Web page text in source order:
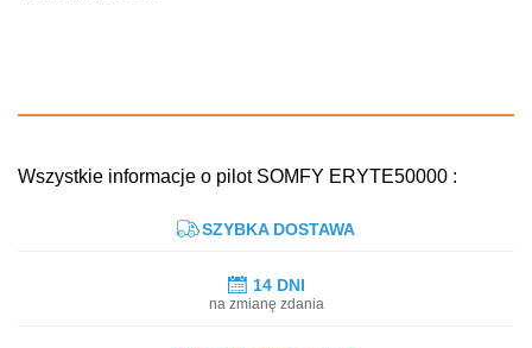
Wszystkie informacje o pilot SOMFY ERYTE50000 :
SZYBKA DOSTAWA
14 DNI
na zmianę zdania